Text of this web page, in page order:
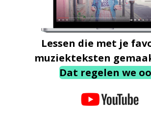
Lessen die met je
muziekteksten
Dat regelen we